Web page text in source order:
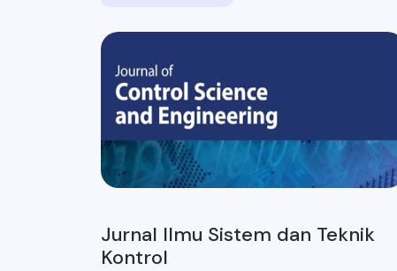
Jurnal Ilmu Sistem dan Teknik
Kontrol